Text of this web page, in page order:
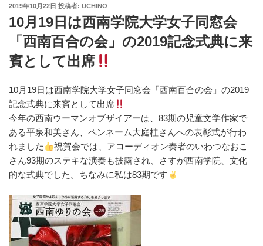
投
稿
日:
2019年10月22日 投稿者: UCHINO
10月19日は西南学院大学女子同窓会
「西南百合の会」の2019記念式典に来
賓として出席
10月19日は西南学院大学女子同窓会「西南百合の会」の2019
記念式典に来賓として出席
今年の西南ウーマンオブザイアーは、83期の児童文学作家で
ある平泉和美さん、ペンネーム大庭桂さんへの表彰式が行わ
れました
祝賀会では、アコーディオン奏者のいわつなおこ
さん93期のステキな演奏も披露され、さすが西南学院、文化
的な式典でした。ちなみに私は83期です